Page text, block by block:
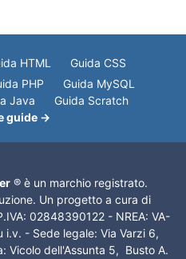
HTML
Guida CSS
PHP
Guida MySQL
Java
Guida Scratch
guide →
® è un marchio registrato.
Un progetto a cura di
02848390122 - NREA: VA-
- Sede legale: Via Varzi 6,
Vicolo dell'Assunta 5, Busto A.